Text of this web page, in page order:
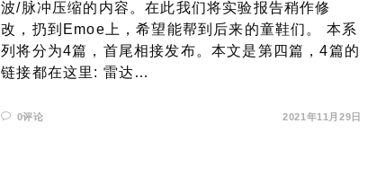
波/脉冲压缩的内容。在此我们将实验报告稍作修
改，扔到Emoe上，希望能帮到后来的童鞋们。 本系
列将分为4篇，首尾相接发布。本文是第四篇，4篇的
链接都在这里: 雷达…
0评论 2021年11月29日